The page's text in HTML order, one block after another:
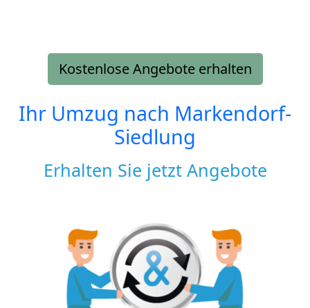
Kostenlose Angebote erhalten
Ihr Umzug nach Markendorf-
Siedlung
Erhalten Sie jetzt Angebote